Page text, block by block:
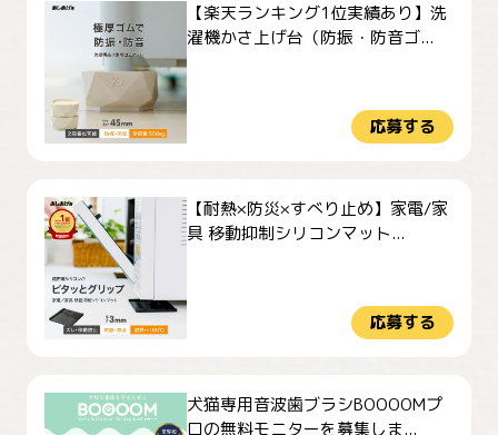
【楽天ランキング1位実績あり】洗
濯機かさ上げ台（防振・防音ゴ...
応募する
【耐熱×防災×すべり止め】家電/家
具 移動抑制シリコンマット...
応募する
犬猫専用音波歯ブラシBOOOOMプ
ロの無料モニターを募集しま...